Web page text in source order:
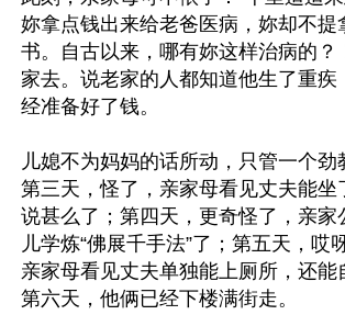
妳拿点钱出来给老爸医病，妳却不提
书。自古以来，哪有妳这样治病的？
家去。说老家的人都知道他生了重疾
经准备好了钱。
儿媳不为妈妈的话所动，只管一个劲
第三天，怪了，亲家母看见丈夫能坐
说甚么了；第四天，更奇怪了，亲家
儿学炼“佛展千手法”了；第五天，哎
亲家母看见丈夫单独能上厕所，还能
第六天，他俩已经下楼满街走。